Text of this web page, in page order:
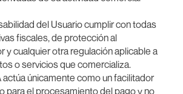
del Usuario cumplir con todas
fiscales, de protección al
y cualquier otra regulación aplicable a
o servicios que comercializa.
actúa únicamente como un facilitador
para el procesamiento del pago y no